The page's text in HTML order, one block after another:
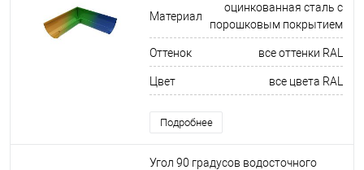
Материал
оцинкованная сталь с
порошковым покрытием
Оттенок все оттенки RAL
Цвет все цвета RAL
Подробнее
Угол 90 градусов водосточного